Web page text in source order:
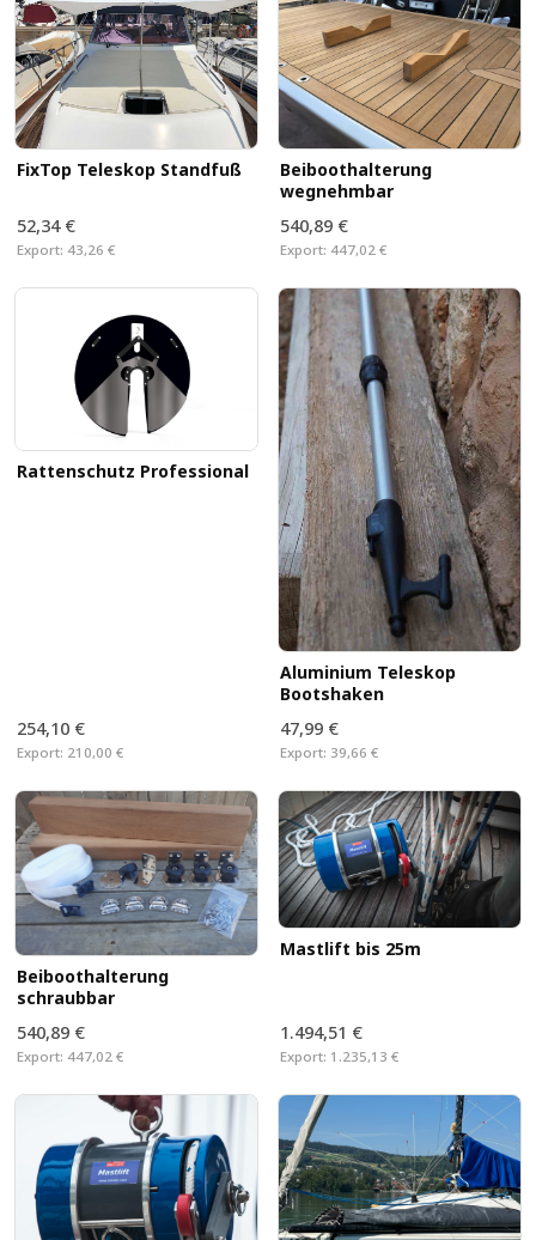
FixTop Teleskop Standfuß
52,34 €
Export: 43,26 €
Beiboothalterung
wegnehmbar
540,89 €
Export: 447,02 €
Rattenschutz Professional
254,10 €
Export: 210,00 €
Aluminium Teleskop
Bootshaken
47,99 €
Export: 39,66 €
Beiboothalterung
schraubbar
540,89 €
Export: 447,02 €
Mastlift bis 25m
1.494,51 €
Export: 1.235,13 €